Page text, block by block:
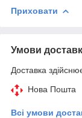
Приховати
Умови
Доставка
Нова Пошта
Всі умови